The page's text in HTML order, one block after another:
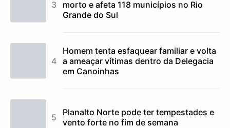
morto e afeta 118 municípios no Rio
Grande do Sul
Homem tenta esfaquear familiar e volta
a ameaçar vítimas dentro da Delegacia
em Canoinhas
Planalto Norte pode ter tempestades e
vento forte no fim de semana